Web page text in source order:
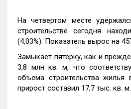
На четвертом месте
строительстве сегодня
(4,03%). Показатель вырос на
Замыкает пятерку, как и
3,8 млн кв. м, что
объема строительства жилья
прирост составил 17,7 тыс. кв. м.